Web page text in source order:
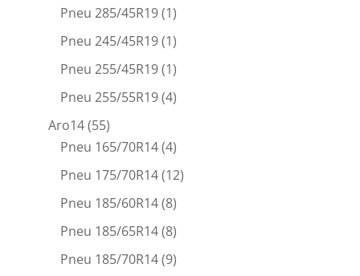
Pneu 285/45R19(1)
Pneu 245/45R19(1)
Pneu 255/45R19(1)
Pneu 255/55R19(4)
Aro14(55)
Pneu 165/70R14(4)
Pneu 175/70R14(12)
Pneu 185/60R14(8)
Pneu 185/65R14(8)
Pneu 185/70R14(9)